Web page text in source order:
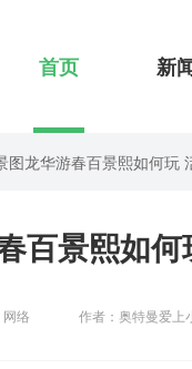
首页 新
图龙华游春百景熙如何玩
百景熙如
络 作者：奥特曼爱上